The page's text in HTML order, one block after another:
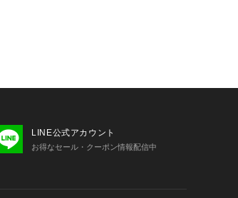
LINE公式アカウント
お得なセール・クーポン情報配信中